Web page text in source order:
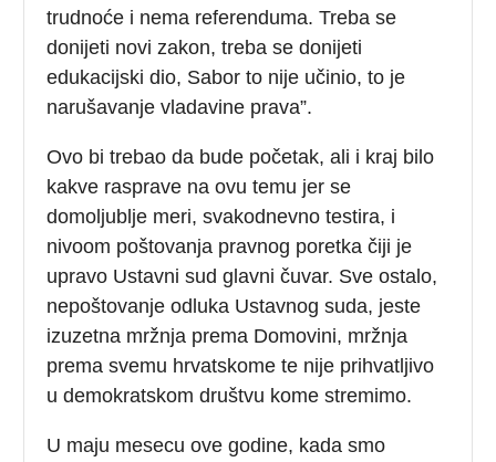
trudnoće i nema referenduma. Treba se
donijeti novi zakon, treba se donijeti
edukacijski dio, Sabor to nije učinio, to je
narušavanje vladavine prava”.
Ovo bi trebao da bude početak, ali i kraj bilo
kakve rasprave na ovu temu jer se
domoljublje meri, svakodnevno testira, i
nivoom poštovanja pravnog poretka čiji je
upravo Ustavni sud glavni čuvar. Sve ostalo,
nepoštovanje odluka Ustavnog suda, jeste
izuzetna mržnja prema Domovini, mržnja
prema svemu hrvatskome te nije prihvatljivo
u demokratskom društvu kome stremimo.
U maju mesecu ove godine, kada smo